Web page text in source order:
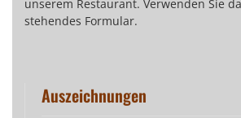
unserem Restaurant. Verwenden Sie
stehendes Formular.
Auszeichnungen